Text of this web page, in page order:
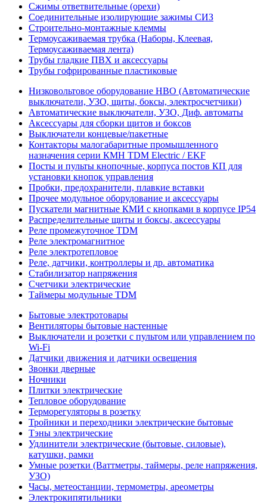
Сжимы ответвительные (орехи)
Соединительные изолирующие зажимы СИЗ
Строительно-монтажные клеммы
Термоусаживаемая трубка (Наборы, Клеевая,
Термоусаживаемая лента)
Трубы гладкие ПВХ и аксессуары
Трубы гофрированные пластиковые
Низковольтовое оборудование НВО (Автоматические
выключатели, УЗО, щиты, боксы, электросчетчики)
Автоматические выключатели, УЗО, Диф. автоматы
Аксессуары для сборки щитов и боксов
Выключатели концевые/пакетные
Контакторы малогабаритные промышленного
назначения серии КМН TDM Electric / EKF
Посты и пульты кнопочные, корпуса постов КП для
установки кнопок управления
Пробки, предохранители, плавкие вставки
Прочее модульное оборудование и аксессуары
Пускатели магнитные КМИ с кнопками в корпусе IP54
Распределительные щиты и боксы, аксессуары
Реле промежуточное TDM
Реле электромагнитное
Реле электротепловое
Реле, датчики, контроллеры и др. автоматика
Стабилизатор напряжения
Счетчики электрические
Таймеры модульные TDM
Бытовые электротовары
Вентиляторы бытовые настенные
Выключатели и розетки с пультом или управлением по
Wi-Fi
Датчики движения и датчики освещения
Звонки дверные
Ночники
Плитки электрические
Тепловое оборудование
Терморегуляторы в розетку
Тройники и переходники электрические бытовые
Тэны электрические
Удлинители электрические (бытовые, силовые),
катушки, рамки
Умные розетки (Ваттметры, таймеры, реле напряжения,
УЗО)
Часы, метеостанции, термометры, ареометры
Электрокипятильники